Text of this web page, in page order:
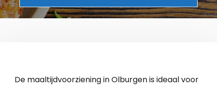
De maaltijdvoorziening in Olburgen is ideaal voor